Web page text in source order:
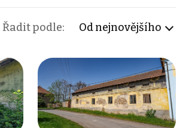
Řadit podle: Od nejnovějšího